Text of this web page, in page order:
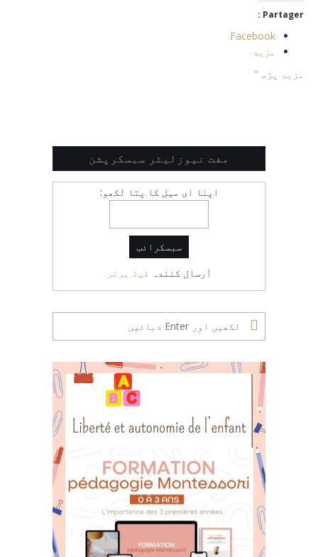
Partager :
Facebook
مزید
مزید پڑھ "
مفت نیوزلیٹر سبسکرپشن
اپنا ای میل کا پتا لکھو:
آرسال کنندہ فیڈ برنر